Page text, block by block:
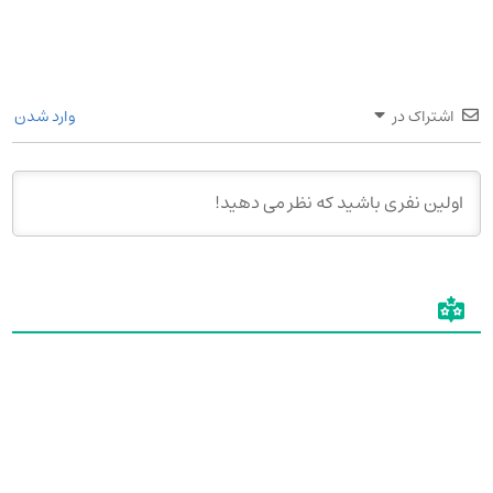
اشتراک در وارد شدن